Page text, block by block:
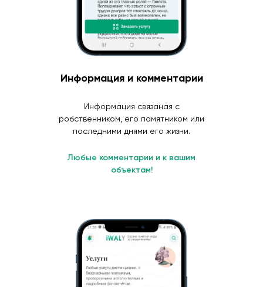
Информация и комментарии
Информация связаная с
робственником, его памятником или
последними днями его жизни.
Любые комментарии и к вашим
объектам!